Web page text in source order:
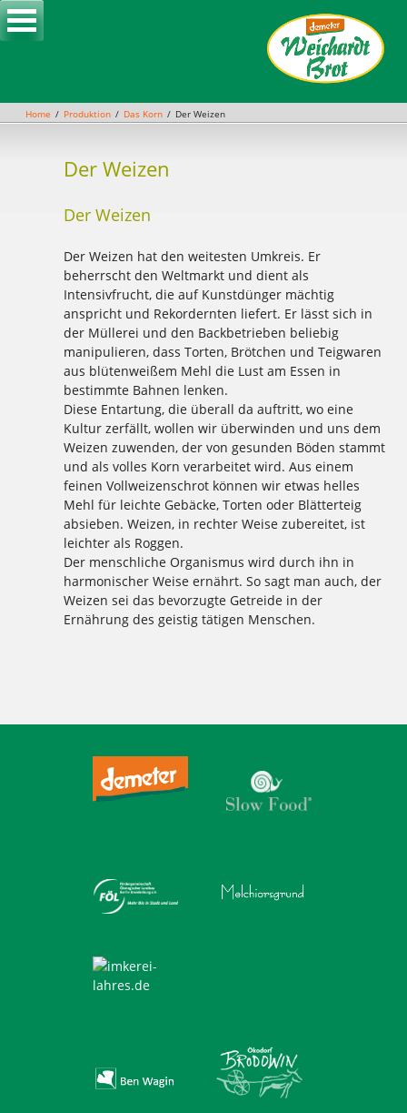
Home Produktion Das Korn Der Weizen
Der Weizen
Der Weizen
Der Weizen hat den weitesten Umkreis. Er
beherrscht den Weltmarkt und dient als
Intensivfrucht, die auf Kunstdünger mächtig
anspricht und Rekordernten liefert. Er lässt sich in
der Müllerei und den Backbetrieben beliebig
manipulieren, dass Torten, Brötchen und Teigwaren
aus blütenweißem Mehl die Lust am Essen in
bestimmte Bahnen lenken.
Diese Entartung, die überall da auftritt, wo eine
Kultur zerfällt, wollen wir überwinden und uns dem
Weizen zuwenden, der von gesunden Böden stammt
und als volles Korn verarbeitet wird. Aus einem
feinen Vollweizenschrot können wir etwas helles
Mehl für leichte Gebäcke, Torten oder Blätterteig
absieben. Weizen, in rechter Weise zubereitet, ist
leichter als Roggen.
Der menschliche Organismus wird durch ihn in
harmonischer Weise ernährt. So sagt man auch, der
Weizen sei das bevorzugte Getreide in der
Ernährung des geistig tätigen Menschen.